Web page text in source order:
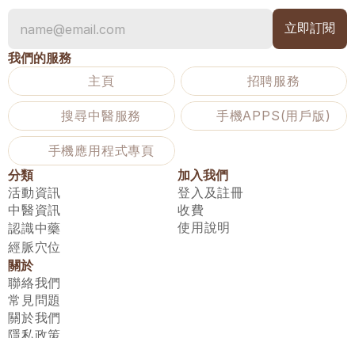
我們的服務
主頁
招聘服務
搜尋中醫服務 手機APPS(用戶版)
手機應用程式專頁
分類
活動資訊
中醫資訊
認識中藥
經脈穴位
加入我們
登入及註冊
收費
使用說明
關於
聯絡我們
常見問題
關於我們
隱私政策